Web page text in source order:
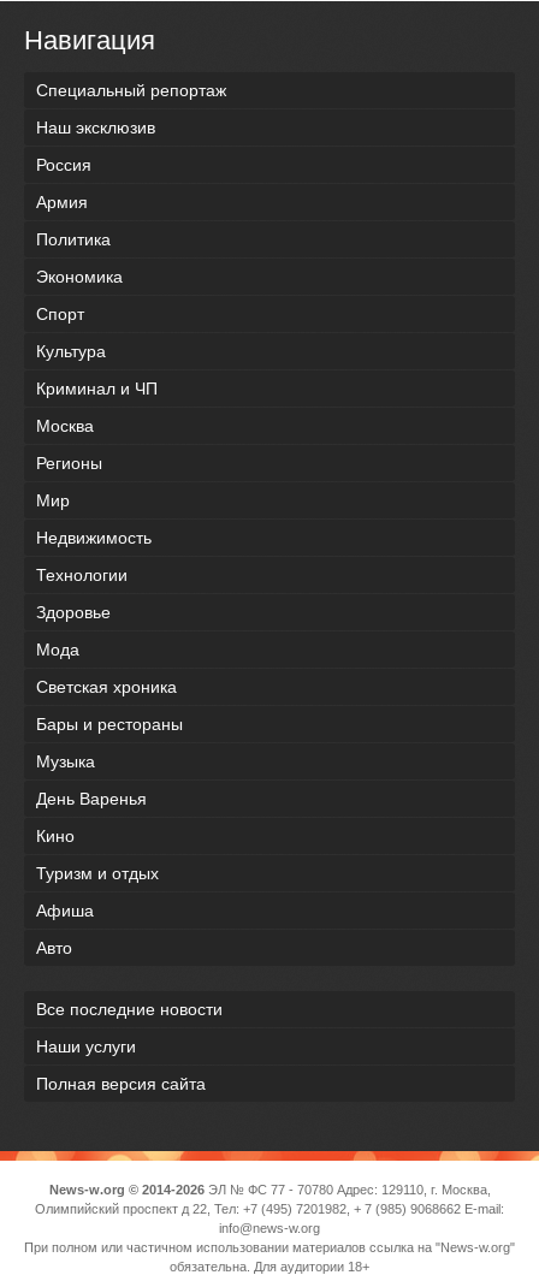
Навигация
Специальный репортаж
Наш эксклюзив
Россия
Армия
Политика
Экономика
Спорт
Культура
Криминал и ЧП
Москва
Регионы
Мир
Недвижимость
Технологии
Здоровье
Мода
Светская хроника
Бары и рестораны
Музыка
День Варенья
Кино
Туризм и отдых
Афиша
Авто
Все последние новости
Наши услуги
Полная версия сайта
News-w.org © 2014-2026ЭЛ № ФС 77 - 70780 Адрес: 129110, г. Москва,
Олимпийский проспект д 22, Тел: +7 (495) 7201982, + 7 (985) 9068662 E-mail:
info@news-w.org
При полном или частичном использовании материалов ссылка на "News-w.org"
обязательна. Для аудитории 18+